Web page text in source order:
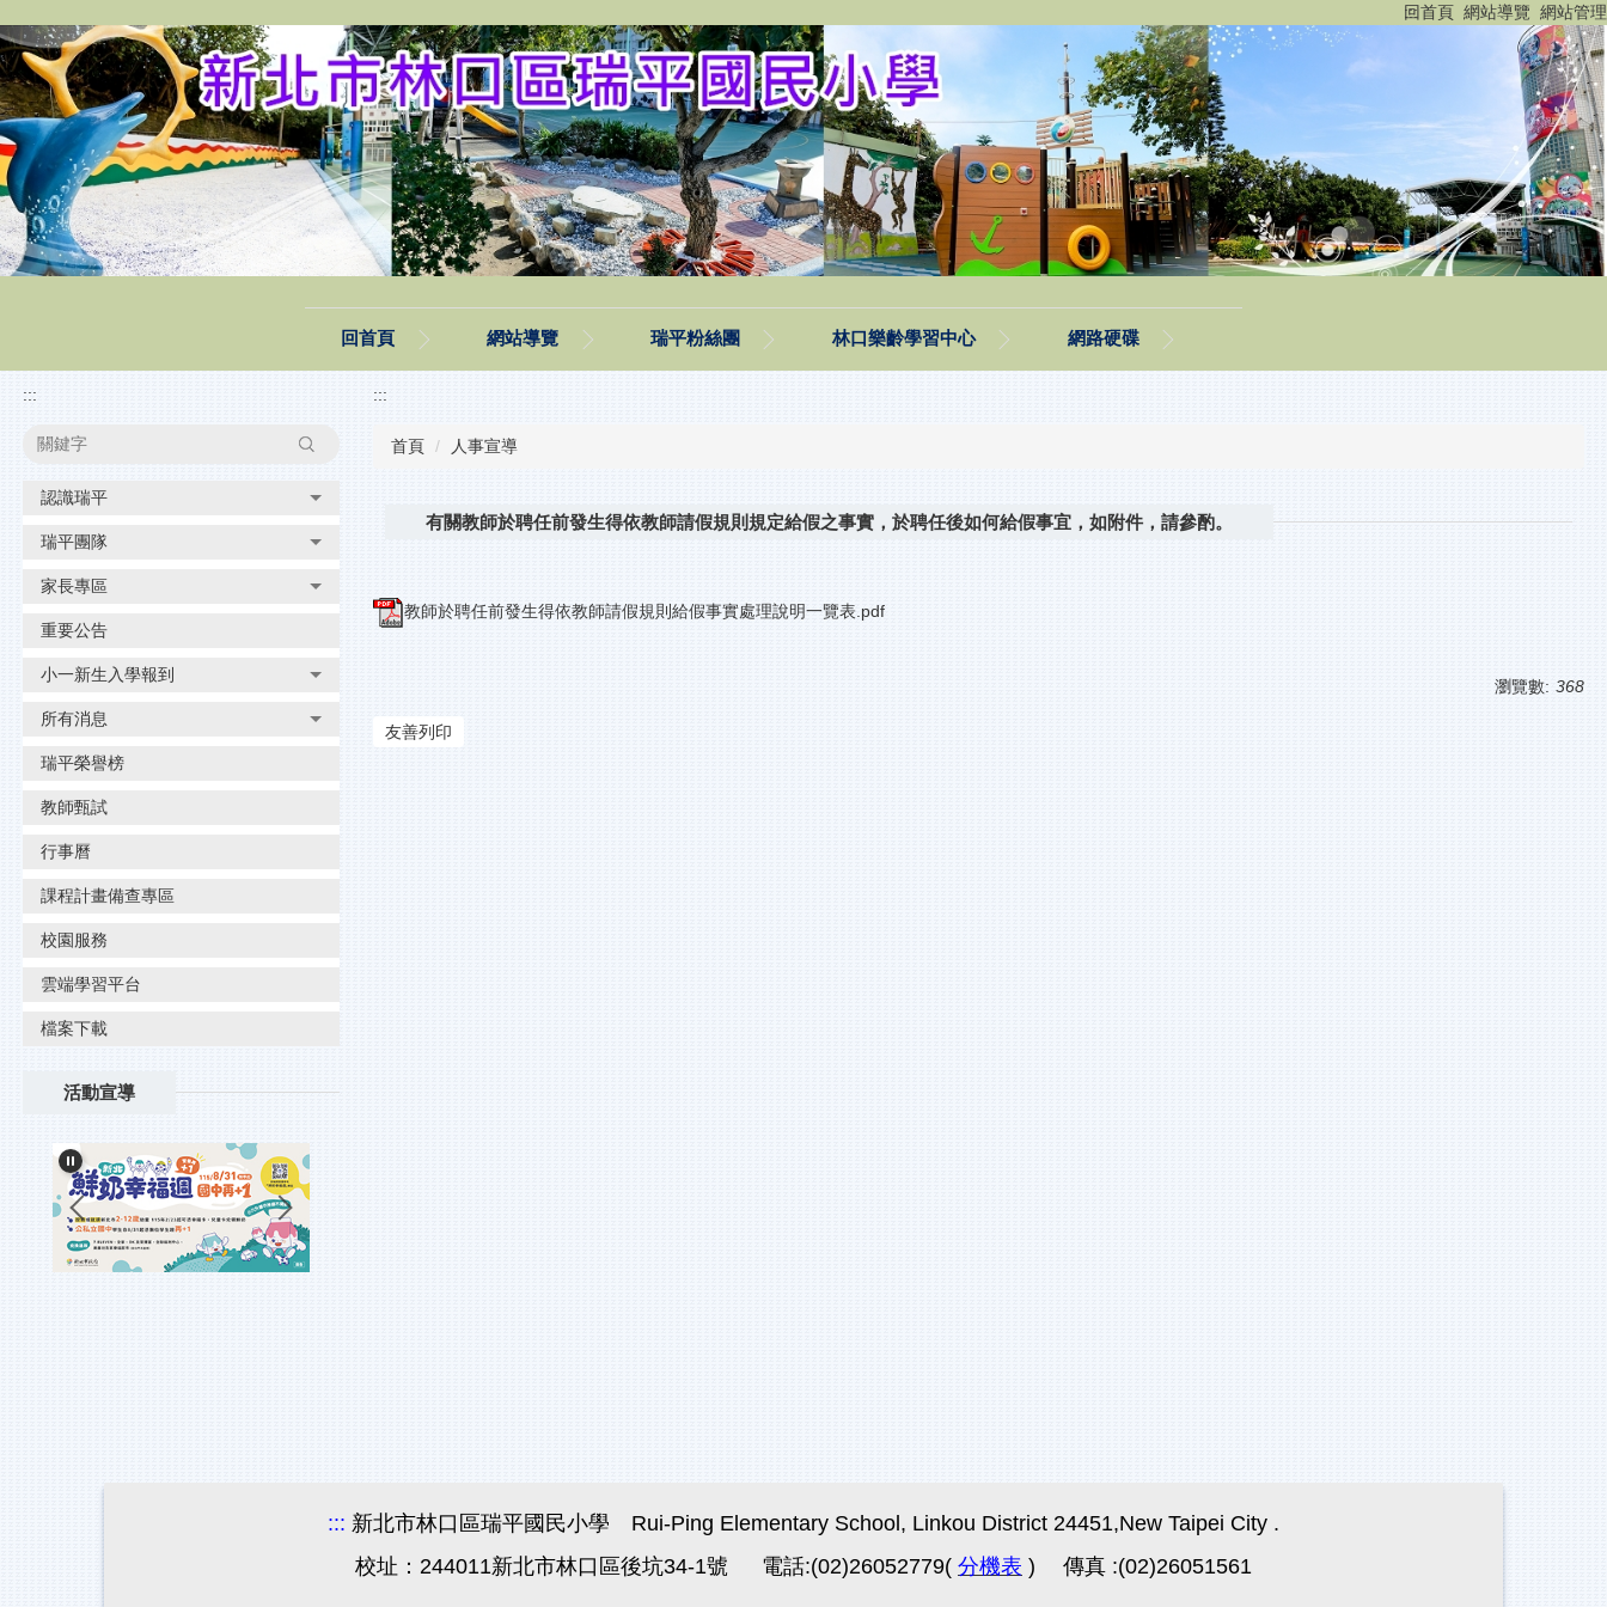
到
主
要
內
容
區
塊
:::
回首頁 網站導覽 網站管理
回首頁 網站導覽 瑞平粉絲團 林口樂齡學習中心 網路硬碟
:::
搜尋
認識瑞平
瑞平團隊
家長專區
重要公告
小一新生入學報到
所有消息
瑞平榮譽榜
教師甄試
行事曆
課程計畫備查專區
校園服務
雲端學習平台
檔案下載
活動宣導
:::
首頁 人事宣導
有關教師於聘任前發生得依教師請假規則規定給假之事實，於聘任後如何給假事宜，如附件，請參酌。
教師於聘任前發生得依教師請假規則給假事實處理說明一覽表.pdf
瀏覽數: 368
友善列印
::: 新北市林口區瑞平國民小學 Rui-Ping Elementary School, Linkou District 24451,New Taipei City .
校址：244011新北市林口區後坑34-1號 電話:(02)26052779( 分機表 ) 傳真 :(02)26051561